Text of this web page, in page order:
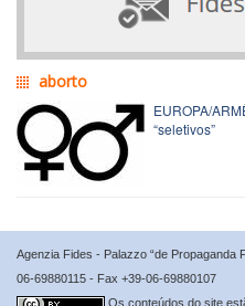
aborto
EUROPA/
“seletivos”
Agenzia Fides - Palazzo “de Propaganda
06-69880115 - Fax +39-06-69880107
Os conteúdos do site